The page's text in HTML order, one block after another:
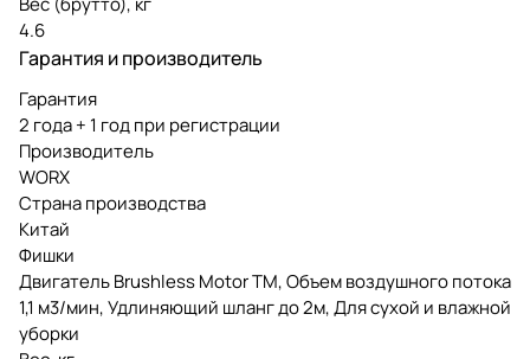
4.6
Гарантия и производитель
Гарантия
2 года + 1 год при регистрации
Производитель
WORX
Страна производства
Китай
Фишки
Двигатель Brushless Motor TM, Объем воздушного потока
1,1 м3/мин, Удлиняющий шланг до 2м, Для сухой и влажной
уборки